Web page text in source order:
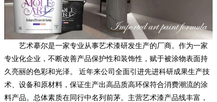
艺术摹尔是一家专业从事艺术漆研发生产的厂商。作为一家
专业化企业，不断改善产品保护性和装饰性，赋于被涂物表面持
久亮丽的色彩和光泽。 近年来公司全面引进先进科研成果生产技
术、设备和原材料，保证生产出高品质高环保符合消费潮流的涂
料产品。总体素质在同行中名列前茅。主营艺术漆产品线丰富，